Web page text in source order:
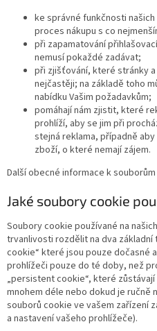
ke správné funkčnosti
proces nákupu s co
při zapamatování
nemusí pokaždé zadávat;
při zjišťování, které stránky
nejčastěji; na základě toho
nabídku Vašim požadavkům;
pomáhají nám zjistit, které
prohlíží, aby se jim při
stejná reklama, případně
zboží, o které nemají zájem.
Další obecné informace k
Jaké soubory cookie
Soubory cookie používané na
trvanlivosti rozdělit na dva
cookie“ které jsou pouze dočasné
prohlížeči pouze do té doby, než
„persistent cookie“, které
mnohem déle nebo dokud je ručně
souborů cookie ve vašem zařízení
a nastavení vašeho prohlížeče).